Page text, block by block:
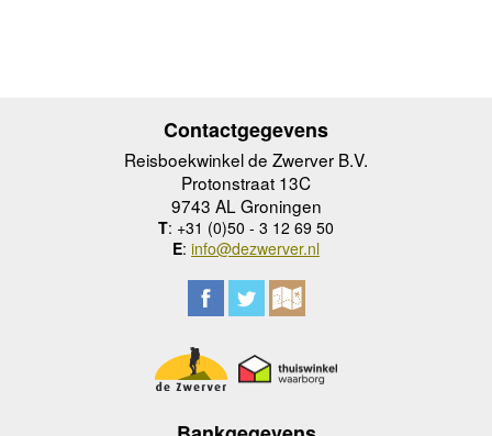
Contactgegevens
Reisboekwinkel de Zwerver B.V.
Protonstraat 13C
9743 AL Groningen
T: +31 (0)50 - 3 12 69 50
E: info@dezwerver.nl